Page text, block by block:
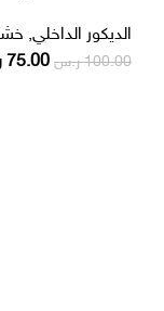
الديكور الداخلي,
100.00 ر.س 75.00